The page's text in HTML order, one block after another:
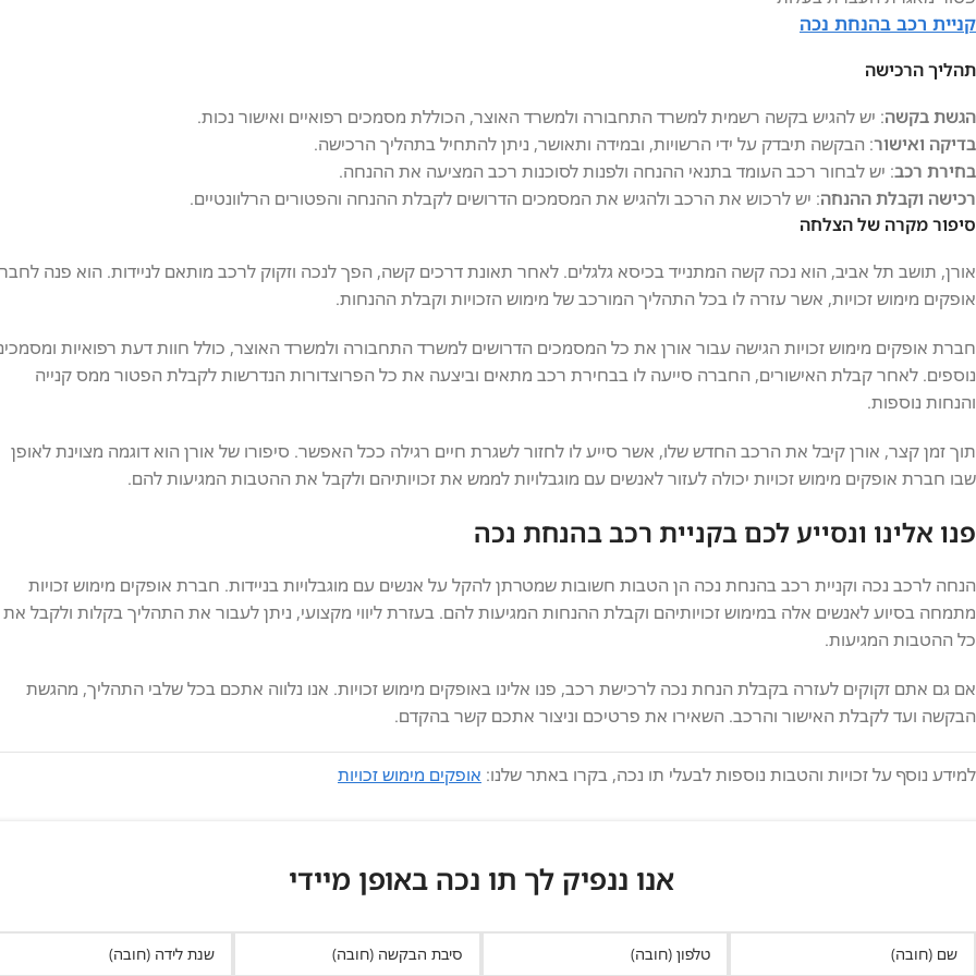
קניית רכב בהנחת נכה
תהליך הרכישה
הגשת בקשה: יש להגיש בקשה רשמית למשרד התחבורה ולמשרד האוצר, הכוללת מסמכים רפואיים ואישור נכות.
בדיקה ואישור: הבקשה תיבדק על ידי הרשויות, ובמידה ותאושר, ניתן להתחיל בתהליך הרכישה.
בחירת רכב: יש לבחור רכב העומד בתנאי ההנחה ולפנות לסוכנות רכב המציעה את ההנחה.
רכישה וקבלת ההנחה: יש לרכוש את הרכב ולהגיש את המסמכים הדרושים לקבלת ההנחה והפטורים הרלוונטיים.
סיפור מקרה של הצלחה
אורן, תושב תל אביב, הוא נכה קשה המתנייד בכיסא גלגלים. לאחר תאונת דרכים קשה, הפך לנכה וזקוק לרכב מותאם לניידות. הוא פנה
אופקים מימוש זכויות, אשר עזרה לו בכל התהליך המורכב של מימוש הזכויות וקבלת ההנחות.
חברת אופקים מימוש זכויות הגישה עבור אורן את כל המסמכים הדרושים למשרד התחבורה ולמשרד האוצר, כולל חוות דעת רפואיות
נוספים. לאחר קבלת האישורים, החברה סייעה לו בבחירת רכב מתאים וביצעה את כל הפרוצדורות הנדרשות לקבלת הפטור ממס קנייה
והנחות נוספות.
תוך זמן קצר, אורן קיבל את הרכב החדש שלו, אשר סייע לו לחזור לשגרת חיים רגילה ככל האפשר. סיפורו של אורן הוא דוגמה מצוינת לאופן
שבו חברת אופקים מימוש זכויות יכולה לעזור לאנשים עם מוגבלויות לממש את זכויותיהם ולקבל את ההטבות המגיעות להם.
פנו אלינו ונסייע לכם בקניית רכב בהנחת נכה
הנחה לרכב נכה וקניית רכב בהנחת נכה הן הטבות חשובות שמטרתן להקל על אנשים עם מוגבלויות בניידות. חברת אופקים מימוש זכויות
מתמחה בסיוע לאנשים אלה במימוש זכויותיהם וקבלת ההנחות המגיעות להם. בעזרת ליווי מקצועי, ניתן לעבור את התהליך בקלות ולקבל את
כל ההטבות המגיעות.
אם גם אתם זקוקים לעזרה בקבלת הנחת נכה לרכישת רכב, פנו אלינו באופקים מימוש זכויות. אנו נלווה אתכם בכל שלבי התהליך, מהגשת
הבקשה ועד לקבלת האישור והרכב. השאירו את פרטיכם וניצור אתכם קשר בהקדם.
למידע נוסף על זכויות והטבות נוספות לבעלי תו נכה, בקרו באתר שלנו: אופקים מימוש זכויות
אנו ננפיק לך תו נכה באופן מיידי